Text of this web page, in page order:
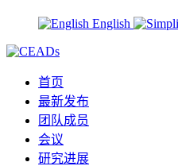
English
首页
最新发布
团队成员
会议
研究进展